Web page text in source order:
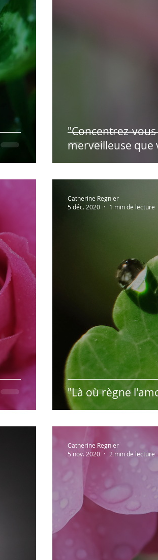
"Concentrez-
merveilleuse que
"Là où règne
Catherine Regnier
5 déc. 2020
1 min de lecture
Catherine Regnier
5 nov. 2020
2 min de lecture